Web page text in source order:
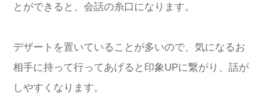
とができると、会話の糸口になります。
デザートを置いていることが多いので、気になるお
相手に持って行ってあげると印象UPに繋がり、話が
しやすくなります。